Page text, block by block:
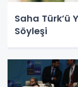
Saha Türk’ü
Söyleşi